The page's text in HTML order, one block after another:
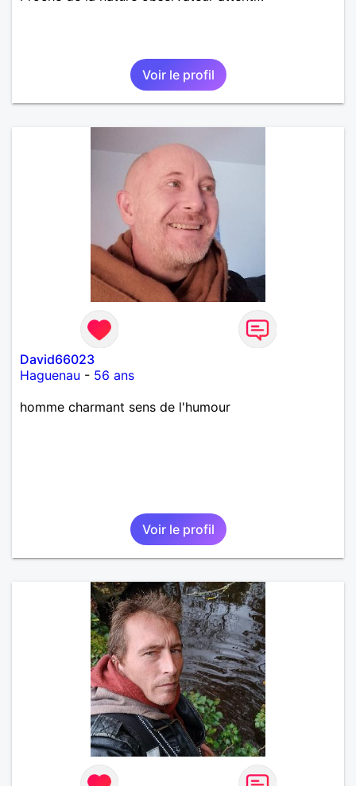
Voir le profil
David66023
Haguenau - 56 ans
homme charmant sens de l'humour
Voir le profil